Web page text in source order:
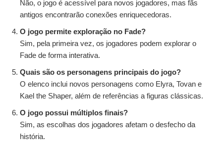
Não, o jogo é acessível para novos jogadores, mas fãs
antigos encontrarão conexões enriquecedoras.
O jogo permite exploração no Fade?
Sim, pela primeira vez, os jogadores podem explorar o
Fade de forma interativa.
Quais são os personagens principais do jogo?
O elenco inclui novos personagens como Elyra, Tovan e
Kael the Shaper, além de referências a figuras clássicas.
O jogo possui múltiplos finais?
Sim, as escolhas dos jogadores afetam o desfecho da
história.